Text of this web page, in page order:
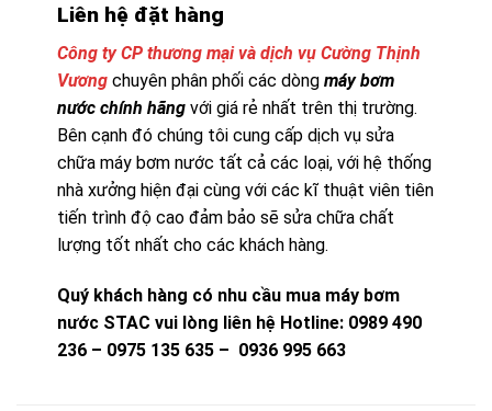
Liên hệ đặt hàng
Công ty CP thương mại và dịch vụ Cường Thịnh
Vươngchuyên phân phối các dòng máy bơm
nước chính hãngvới giá rẻ nhất trên thị trường.
Bên cạnh đó chúng tôi cung cấp dịch vụ sửa
chữa máy bơm nước tất cả các loại, với hệ thống
nhà xưởng hiện đại cùng với các kĩ thuật viên tiên
tiến trình độ cao đảm bảo sẽ sửa chữa chất
lượng tốt nhất cho các khách hàng.
Quý khách hàng có nhu cầu mua máy bơm
nước STAC vui lòng liên hệ Hotline: 0989 490
236 – 0975 135 635 – 0936 995 663